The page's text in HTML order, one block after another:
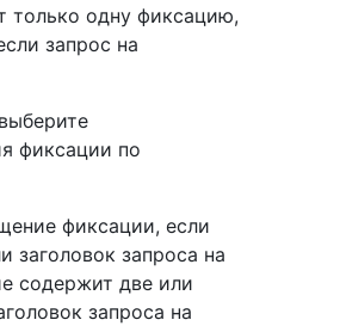
только одну фиксацию,
запрос на
фиксации по
фиксации, если
заголовок запроса на
содержит две или
запроса на